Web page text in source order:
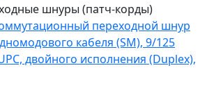
шнуры (патч-корды)
переходной шнур
кабеля (SM), 9/125
двойного исполнения (Duplex),